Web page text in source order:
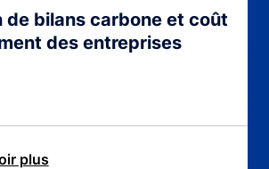
de bilans carbone et coût
des entreprises
plus